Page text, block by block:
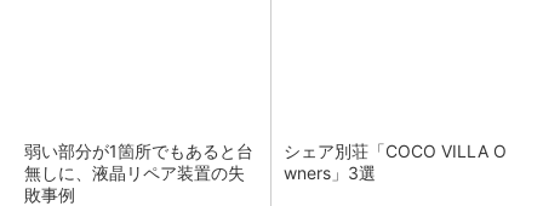
弱い部分が1箇所でもあると台
無しに、液晶リペア装置の失
敗事例
シェア別荘「COCO VILLA O
wners」3選